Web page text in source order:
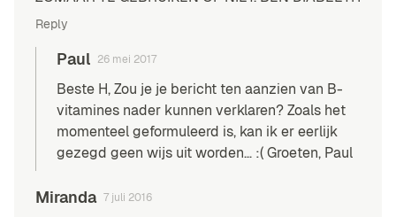
Reply
Paul 26 mei 2017
Beste H, Zou je je bericht ten aanzien van B-
vitamines nader kunnen verklaren? Zoals het
momenteel geformuleerd is, kan ik er eerlijk
gezegd geen wijs uit worden… :( Groeten, Paul
Miranda 7 juli 2016